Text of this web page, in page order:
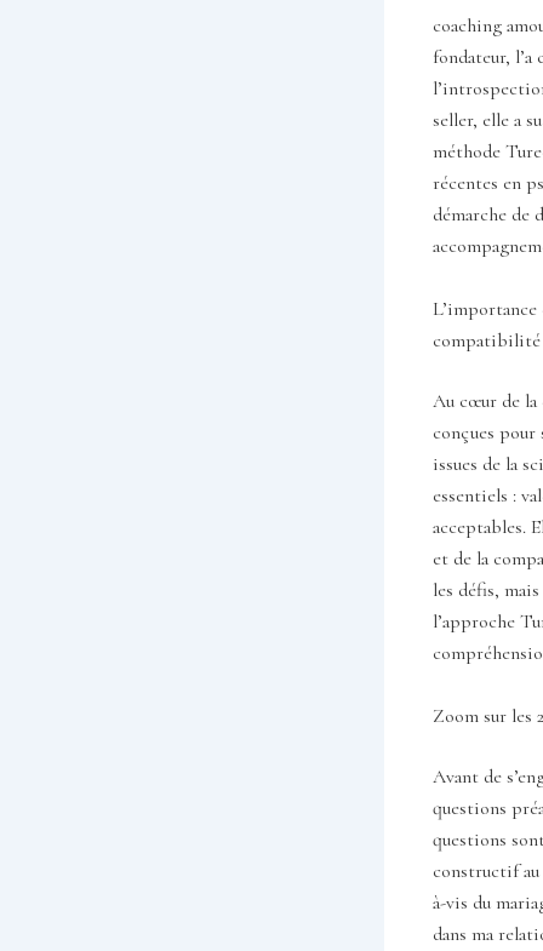
coaching
fondateur,
seller, elle a
méthode
récentes en
démarche de
compatibilité
Au cœur de la
conçues
issues de la
essentiels :
acceptables.
et de la
les défis,
l’approche
Zoom sur les
Avant de
questions
questions
constructif
à-vis du
dans ma